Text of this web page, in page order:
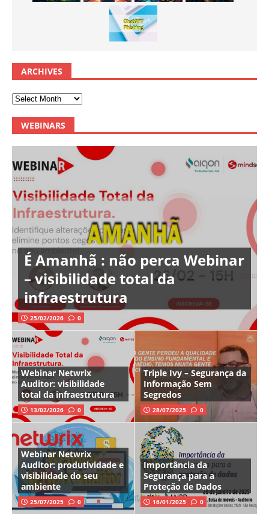
ARCHIVES
WEBINARS
É Amanhã : não perca Webinar
– visibilidade total da
infraestrutura
25/02/2026 0
Webinar Netwrix
Auditor: visibilidade
total da infraestrutura
13/02/2026 0
Triple Ivy – Segurança da
Informação Sem
Segredos
28/07/2025 0
Webinar Netwrix
Auditor: produtividade e
visibilidade do seu
ambiente
25/07/2025 0
Importância da
Segurança para a
Proteção de Dados
16/01/2025 0